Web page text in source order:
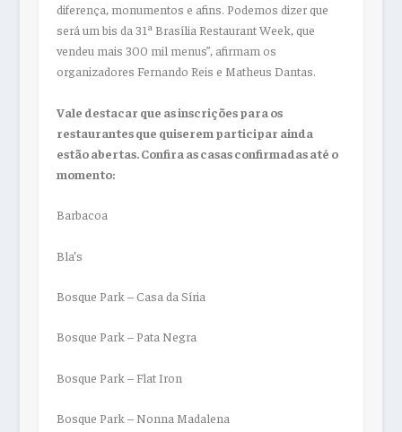
diferença, monumentos e afins. Podemos dizer que
será um bis da 31ª Brasília Restaurant Week, que
vendeu mais 300 mil menus”, afirmam os
organizadores Fernando Reis e Matheus Dantas.
Vale destacar que as inscrições para os
restaurantes que quiserem participar ainda
estão abertas. Confira as casas confirmadas até o
momento:
Barbacoa
Bla’s
Bosque Park – Casa da Síria
Bosque Park – Pata Negra
Bosque Park – Flat Iron
Bosque Park – Nonna Madalena